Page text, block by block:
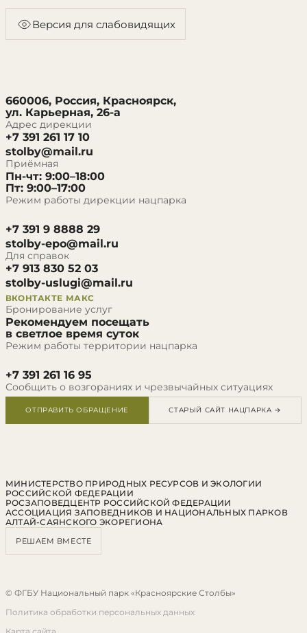
Версия для слабовидящих
660006, Россия, Красноярск,
ул. Карьерная, 26-а
Адрес дирекции
+7 391 261 17 10
stolby@mail.ru
Приёмная
Пн-чт: 9:00–18:00
Пт: 9:00–17:00
Режим работы дирекции нацпарка
+7 391 9 8888 29
stolby-epo@mail.ru
Для справок
+7 913 830 52 03
stolby-uslugi@mail.ru
ВКОНТАКТЕ МАКС
Бронирование услуг
Рекомендуем посещать
в светлое время суток
Режим работы территории нацпарка
+7 391 261 16 95
Сообщить о возгораниях и чрезвычайных ситуациях
ОТПРАВИТЬ ОБРАЩЕНИЕ СТАРЫЙ САЙТ НАЦПАРКА →
МИНИСТЕРСТВО ПРИРОДНЫХ РЕСУРСОВ И ЭКОЛОГИИ
РОССИЙСКОЙ ФЕДЕРАЦИИ
РОСЗАПОВЕДЦЕНТР РОССИЙСКОЙ ФЕДЕРАЦИИ
АССОЦИАЦИЯ ЗАПОВЕДНИКОВ И НАЦИОНАЛЬНЫХ ПАРКОВ
АЛТАЙ-САЯНСКОГО ЭКОРЕГИОНА
РЕШАЕМ ВМЕСТЕ
© ФГБУ Национальный парк «Красноярские Столбы»
Политика обработки персональных данных